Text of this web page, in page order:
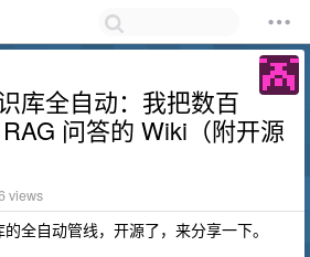
库全自动：我把数百
问答的 Wiki（附开源
views
全自动管线，开源了，来分享一下。